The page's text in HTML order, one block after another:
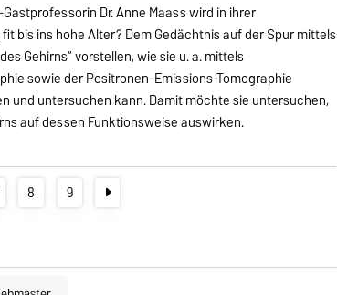
Dr. Anne Maass wird in ihrer
bis ins hohe Alter? Dem Gedächtnis auf der Spur mittels
Gehirns“ vorstellen, wie sie u. a. mittels
sowie der Positronen-Emissions-Tomographie
untersuchen kann. Damit möchte sie untersuchen,
auf dessen Funktionsweise auswirken.
8 9